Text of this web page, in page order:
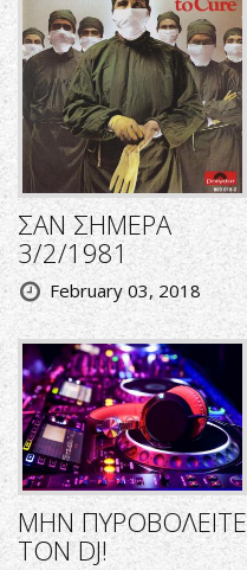
ΣΑΝ ΣΗΜΕΡΑ
3/2/1981
February 03, 2018
ΜΗΝ ΠΥΡΟΒΟΛΕΙΤΕ
ΤΟΝ DJ!